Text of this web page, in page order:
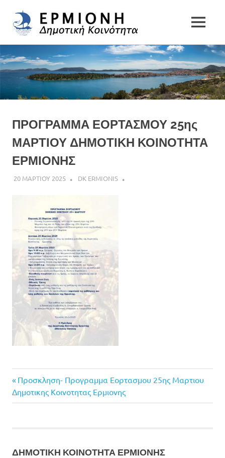
to
content
Δημοτική
Κοινότητα
Ερμιόνης
MENU
ΠΡΟΓΡΑΜΜΑ ΕΟΡΤΑΣΜΟΥ 25ης
ΜΑΡΤΙΟΥ ΔΗΜΟΤΙΚΗ ΚΟΙΝΟΤΗΤΑ
ΕΡΜΙΟΝΗΣ
20 ΜΑΡΤΙΟΥ 2025 DK ERMIONIS
Πλοήγηση
άρθρων
Previous
Post:
Προσκληση- Προγραμμα Εορτασμου 25ης Μαρτιου
Δημοτικης Κοινοτητας Ερμιονης
ΔΗΜΟΤΙΚΗ ΚΟΙΝΟΤΗΤΑ ΕΡΜΙΟΝΗΣ